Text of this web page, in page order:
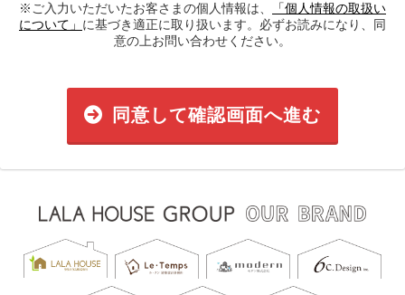
※ご入力いただいたお客さまの個人情報は、
「個人情報の取扱い
について」 に基づき適正に取り扱います。必ずお読みになり、同
意の上お問い合わせください。
同意して確認画面へ進む